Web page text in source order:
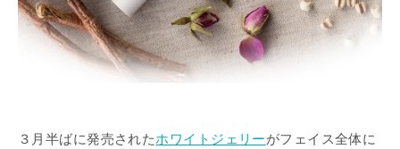
３月半ばに発売されたホワイトジェリーがフェイス全体に